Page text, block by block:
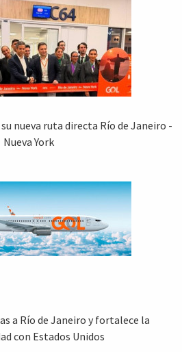
nueva ruta directa Río de Janeiro -
Nueva York
a Río de Janeiro y fortalece la
con Estados Unidos